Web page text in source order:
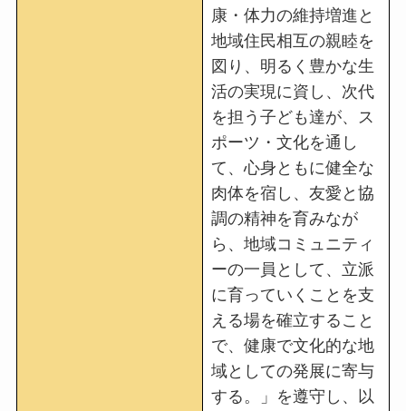
康・体力の維持増進と
地域住民相互の親睦を
図り、明るく豊かな生
活の実現に資し、次代
を担う子ども達が、ス
ポーツ・文化を通し
て、心身ともに健全な
肉体を宿し、友愛と協
調の精神を育みなが
ら、地域コミュニティ
ーの一員として、立派
に育っていくことを支
える場を確立すること
で、健康で文化的な地
域としての発展に寄与
する。」を遵守し、以